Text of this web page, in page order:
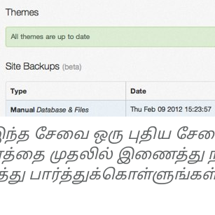
இந்த சேவை ஒரு புதிய
முதலில் இணைத்து